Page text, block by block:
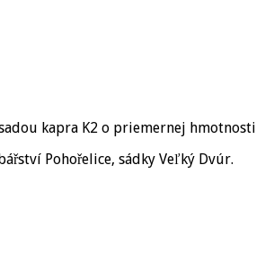
kapra K2 o priemernej hmotnosti
Pohořelice, sádky Veľký Dvúr.